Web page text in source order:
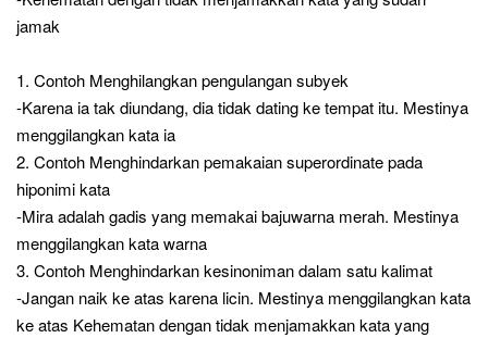
jamak
1. Contoh Menghilangkan pengulangan subyek
-Karena ia tak diundang, dia tidak dating ke tempat itu. Mestinya
menggilangkan kata ia
2. Contoh Menghindarkan pemakaian superordinate pada
hiponimi kata
-Mira adalah gadis yang memakai bajuwarna merah. Mestinya
menggilangkan kata warna
3. Contoh Menghindarkan kesinoniman dalam satu kalimat
-Jangan naik ke atas karena licin. Mestinya menggilangkan kata
ke atas Kehematan dengan tidak menjamakkan kata yang